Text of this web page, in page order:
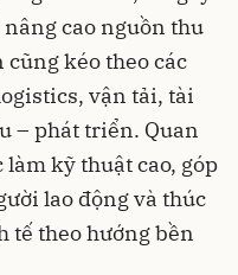
cao nguồn thu
kéo theo các
vận tải, tài
– phát triển. Quan
kỹ thuật cao, góp
lao động và thúc
tế theo hướng bền